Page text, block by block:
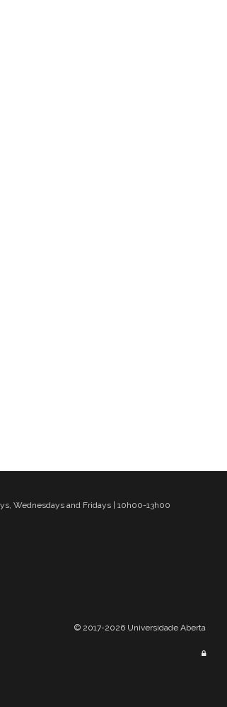
Wednesdays and Fridays | 10h00-13h00
© 2017-2026 Universidade Aberta